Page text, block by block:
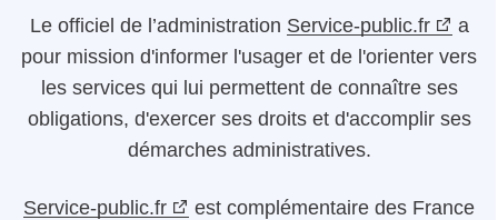
Le officiel de l’administration Service-public.fr
a
pour mission d'informer l'usager et de l'orienter vers
les services qui lui permettent de connaître ses
obligations, d'exercer ses droits et d'accomplir ses
démarches administratives.
Service-public.fr
est complémentaire des France